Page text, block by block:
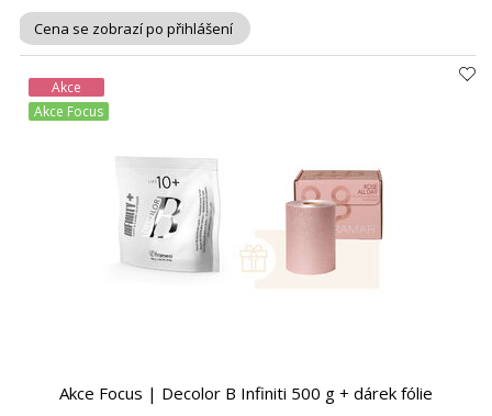
Cena se zobrazí po přihlášení
Akce
Akce Focus
Akce Focus | Decolor B Infiniti 500 g + dárek fólie